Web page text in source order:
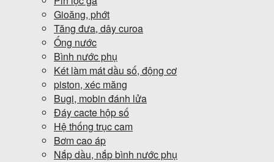
Gioăng, phớt
Tăng đưa, dây curoa
Ống nước
Bình nước phụ
Két làm mát dầu số, động cơ
piston, xéc măng
Bugi, mobin đánh lửa
Đáy cacte hộp số
Hệ thống trục cam
Bơm cao áp
Nắp dầu, nắp bình nước phụ